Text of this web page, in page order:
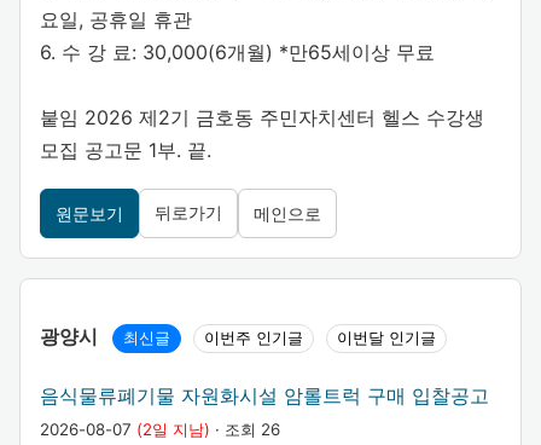
요일, 공휴일 휴관
6. 수 강 료: 30,000(6개월) *만65세이상 무료
붙임 2026 제2기 금호동 주민자치센터 헬스 수강생
모집 공고문 1부. 끝.
원문보기 뒤로가기 메인으로
광양시 최신글 이번주 인기글 이번달 인기글
음식물류폐기물 자원화시설 암롤트럭 구매 입찰공고
2026-08-07 (2일 지남) · 조회 26